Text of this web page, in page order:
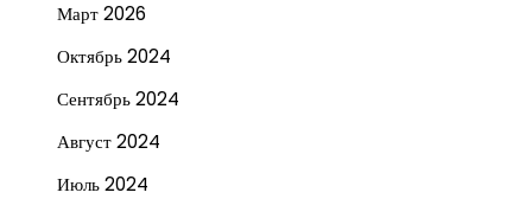
Март 2026
Октябрь 2024
Сентябрь 2024
Август 2024
Июль 2024